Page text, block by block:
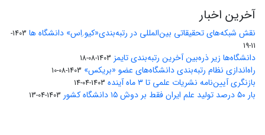
آخرین اخبار
نقش شبکه‌های تحقیقاتی بین‌المللی در رتبه‌بندی«کیو.اِس» دانشگاه ها
1403-
11-19
دانشگاه‌ها زیر ذره‌بین آخرین رتبه‌بندی تایمز 1403-08-18
راه‌اندازی نظام رتبه‌بندی دانشگاه‌‌های عضو «بریکس» 1403-08-10
بازنگری آیین‌نامه نشریات علمی تا ۳ ماه آینده 1403-04-14
بار ۵۰ درصد تولید علم ایران فقط بر دوش ۱۵ دانشگاه کشور 1403-04-13